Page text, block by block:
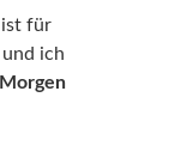
ist für
ich